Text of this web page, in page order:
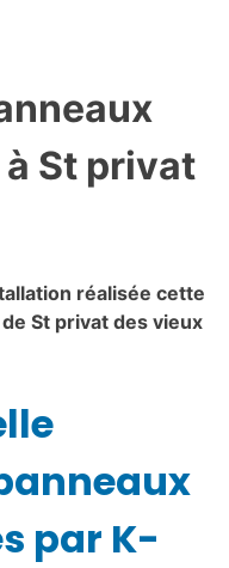
St privat
réalisée cette
St privat des vieux
par K-